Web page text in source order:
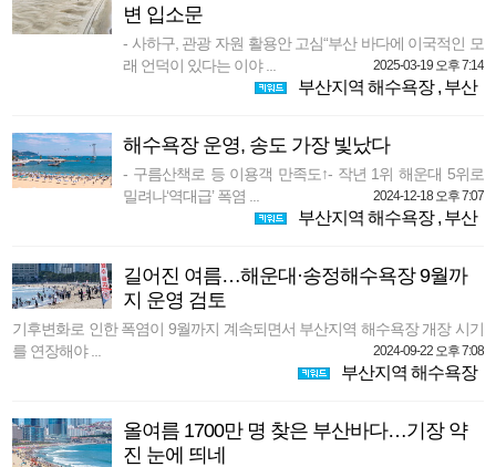
변 입소문
- 사하구, 관광 자원 활용안 고심“부산 바다에 이국적인 모
래 언덕이 있다는 이야 ...
2025-03-19 오후 7:14
부산지역 해수욕장, 부산
해수욕장 운영, 송도 가장 빛났다
- 구름산책로 등 이용객 만족도↑- 작년 1위 해운대 5위로
밀려나‘역대급’ 폭염 ...
2024-12-18 오후 7:07
부산지역 해수욕장, 부산
길어진 여름…해운대·송정해수욕장 9월까
지 운영 검토
기후변화로 인한 폭염이 9월까지 계속되면서 부산지역 해수욕장 개장 시기
를 연장해야 ...
2024-09-22 오후 7:08
부산지역 해수욕장
올여름 1700만 명 찾은 부산바다…기장 약
진 눈에 띄네